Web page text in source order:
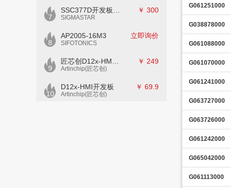
7 SIGMASTAR
￥ 300
8
AP2005-16M3
SIFOTONICS
立即询价
9 Artinchip(匠芯创)
￥ 249
10
D12x-HMI开发板
Artinchip(匠芯创)
￥ 69.9
G061251000
G038878000
G061088000
G061070000
G061241000
G063727000
G063726000
G061242000
G065042000
G061113000